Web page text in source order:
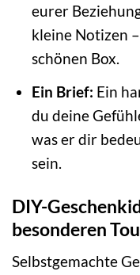
eurer
kleine Notizen
schönen Box.
Ein Brief: Ein
du deine
was er dir
sein.
DIY-
besonderen
Selbstgemachte